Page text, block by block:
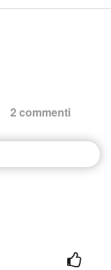
2 commenti